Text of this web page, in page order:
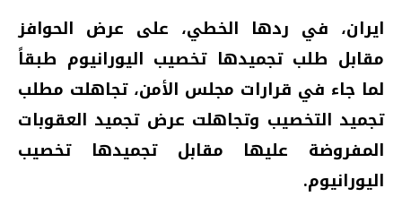
ايران، في ردها الخطي، على عرض الحوافز
مقابل طلب تجميدها تخصيب اليورانيوم طبقاً
لما جاء في قرارات مجلس الأمن، تجاهلت مطلب
تجميد التخصيب وتجاهلت عرض تجميد العقوبات
المفروضة عليها مقابل تجميدها تخصيب
اليورانيوم.